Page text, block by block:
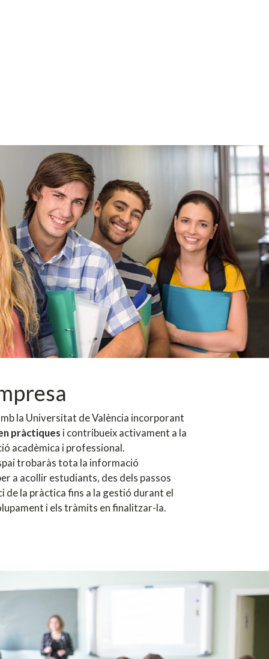
la Universitat de València incorporant
pràctiques i contribueix activament a la
acadèmica i professional.
trobaràs tota la informació
a acollir estudiants, des dels passos
de la pràctica fins a la gestió durant el
i els tràmits en finalitzar-la.